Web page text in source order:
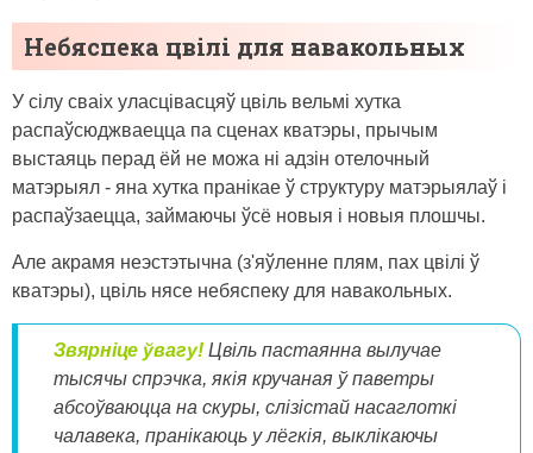
Небяспека цвілі для навакольных
У сілу сваіх уласцівасцяў цвіль вельмі хутка
распаўсюджваецца па сценах кватэры, прычым
выстаяць перад ёй не можа ні адзін отелочный
матэрыял - яна хутка пранікае ў структуру матэрыялаў і
распаўзаецца, займаючы ўсё новыя і новыя плошчы.
Але акрамя неэстэтычна (з'яўленне плям, пах цвілі ў
кватэры), цвіль нясе небяспеку для навакольных.
Звярніце ўвагу! Цвіль пастаянна вылучае
тысячы спрэчка, якія кручаная ў паветры
абсоўваюцца на скуры, слізістай насаглоткі
чалавека, пранікаюць у лёгкія, выклікаючы